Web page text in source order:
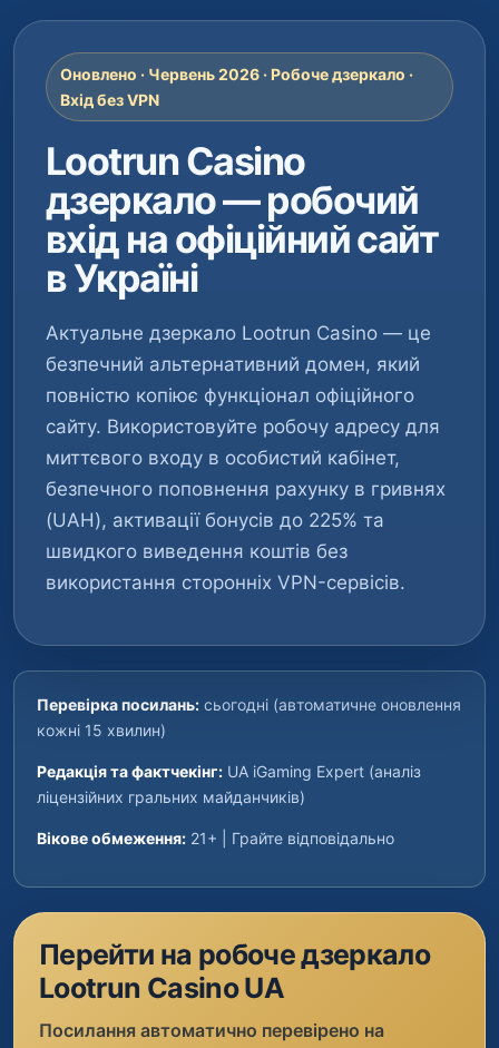
Оновлено · Червень 2026 · Робоче дзеркало ·
Вхід без VPN
Lootrun Casino
дзеркало — робочий
вхід на офіційний сайт
в Україні
Актуальне дзеркало Lootrun Casino — це
безпечний альтернативний домен, який
повністю копіює функціонал офіційного
сайту. Використовуйте робочу адресу для
миттєвого входу в особистий кабінет,
безпечного поповнення рахунку в гривнях
(UAH), активації бонусів до 225% та
швидкого виведення коштів без
використання сторонніх VPN-сервісів.
Перевірка посилань: сьогодні (автоматичне оновлення
кожні 15 хвилин)
Редакція та фактчекінг: UA iGaming Expert (аналіз
ліцензійних гральних майданчиків)
Вікове обмеження: 21+ | Грайте відповідально
Перейти на робоче дзеркало
Lootrun Casino UA
Посилання автоматично перевірено на